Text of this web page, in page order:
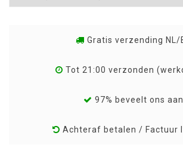
Gratis verzending NL/
Tot 21:00 verzonden
97% beveelt ons aan
Achteraf betalen / Factuur